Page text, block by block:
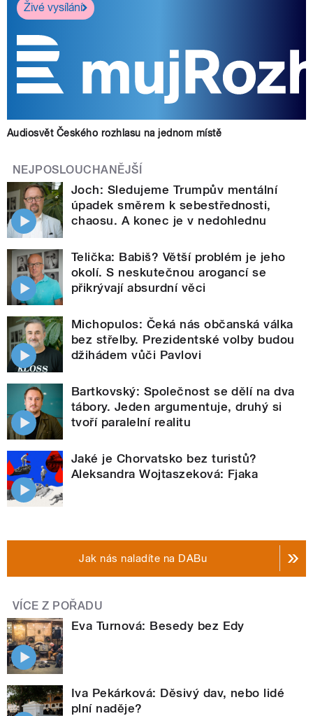
Živé vysílání
Audiosvět Českého rozhlasu na jednom místě
NEJPOSLOUCHANĚJŠÍ
Joch: Sledujeme Trumpův mentální
úpadek směrem k sebestřednosti,
chaosu. A konec je v nedohlednu
Telička: Babiš? Větší problém je jeho
okolí. S neskutečnou arogancí se
přikrývají absurdní věci
Michopulos: Čeká nás občanská válka
bez střelby. Prezidentské volby budou
džihádem vůči Pavlovi
Bartkovský: Společnost se dělí na dva
tábory. Jeden argumentuje, druhý si
tvoří paralelní realitu
Jaké je Chorvatsko bez turistů?
Aleksandra Wojtaszeková: Fjaka
Jak nás naladíte na DABu
VÍCE Z POŘADU
Eva Turnová: Besedy bez Edy
Iva Pekárková: Děsivý dav, nebo lidé
plní naděje?